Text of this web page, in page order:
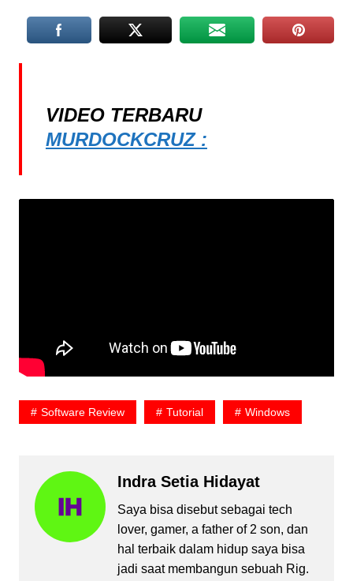
VIDEO TERBARU
MURDOCKCRUZ :
Software Review Tutorial Windows
Indra Setia Hidayat
Saya bisa disebut sebagai tech
lover, gamer, a father of 2 son, dan
hal terbaik dalam hidup saya bisa
jadi saat membangun sebuah Rig.